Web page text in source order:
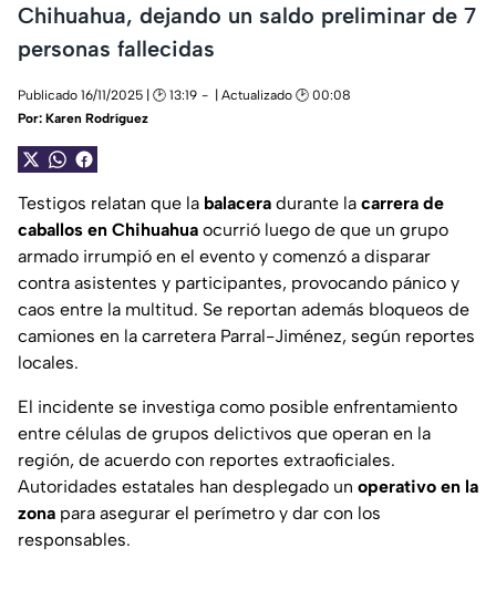
Chihuahua, dejando un saldo preliminar de 7
personas fallecidas
Publicado 16/11/2025 | 🕑 13:19
| Actualizado 🕑 00:08
Por: Karen Rodríguez
Testigos relatan que la balacera durante la carrera de
caballos en Chihuahua ocurrió luego de que un grupo
armado irrumpió en el evento y comenzó a disparar
contra asistentes y participantes, provocando pánico y
caos entre la multitud. Se reportan además bloqueos de
camiones en la carretera Parral-Jiménez, según reportes
locales.
El incidente se investiga como posible enfrentamiento
entre células de grupos delictivos que operan en la
región, de acuerdo con reportes extraoficiales.
Autoridades estatales han desplegado un operativo en la
zona para asegurar el perímetro y dar con los
responsables.